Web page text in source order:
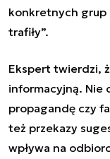
konkretnych grup
trafiły”.
Ekspert twierdzi,
informacyjną. Nie
propagandę czy
też przekazy
wpływa na